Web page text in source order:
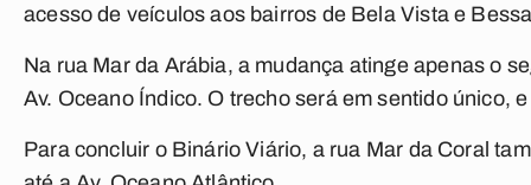
acesso de veículos aos bairros de Bela Vista e
Na rua Mar da Arábia, a mudança atinge apenas o
Av. Oceano Índico. O trecho será em sentido único,
Para concluir o Binário Viário, a rua Mar da Coral